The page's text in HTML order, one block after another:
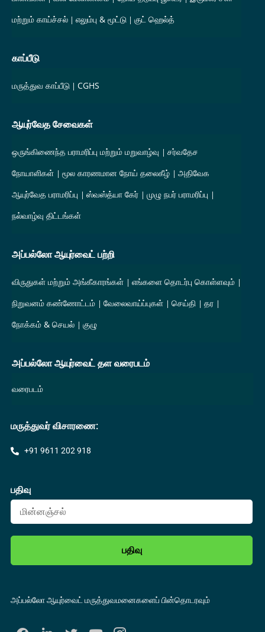
மற்றும் காய்ச்சல்
எலும்பு & மூட்டு குட் ஹெல்த்
காப்பீடு
மருத்துவ காப்பீடு CGHS
ஆயுர்வேத சேவைகள்
ஒருங்கிணைந்த பராமரிப்பு மற்றும் மறுவாழ்வு
சர்வதேச
நோயாளிகள்
மூல காரணமான நோய் தலைகீழ்
அதிவேக
ஆயுர்வேத பராமரிப்பு
ஸ்வஸ்த்யா கேர்
முழு நபர் பராமரிப்பு
நல்வாழ்வு திட்டங்கள்
அப்பல்லோ ஆயுர்வைட் பற்றி
விருதுகள் மற்றும் அங்கீகாரங்கள்
எங்களை தொடர்பு கொள்ளவும்
நிறுவனம் கண்ணோட்டம்
வேலைவாய்ப்புகள் செய்தி
தர
நோக்கம் & செயல்
குழு
அப்பல்லோ ஆயுர்வைட் தள வரைபடம்
வரைபடம்
மருத்துவர் விசாரணை:
+91 9611 202 918
பதிவு
பதிவு
அப்பல்லோ ஆயுர்வைட் மருத்துவமனைகளைப் பின்தொடரவும்